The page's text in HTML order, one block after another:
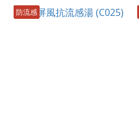
防流感